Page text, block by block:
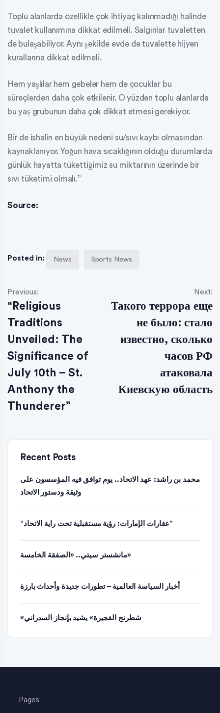
Toplu alanlarda özellikle çok ihtiyaç kalınmadığı halinde
tuvalet kullanımına dikkat edilmeli. Salgınlar tuvaletten
de bulaşabiliyor. Aynı şekilde evde de tuvalette hijyen
kurallarına dikkat edilmeli.
Hem yaşlılar hem gebeler hem de çocuklar bu
süreçlerden daha çok etkilenir. O yüzden toplu alanlarda
bu yaş grubunun daha çok dikkat etmesi gerekiyor.
Bir de ishalin en büyük nedeni su/sıvı kaybı olmasından
kaynaklanıyor. Yoğun hava sıcaklığının olduğu durumlarda
günlük hayatta tükettiğimiz su miktarının üzerinde bir
sıvı tüketimi olmalı.”
Source:
Posted in: News Sports News
Previous:
“Religious
Traditions
Unveiled: The
Significance of
July 10th – St.
Anthony the
Thunderer”
Next:
Такого террора еще
не было: стало
известно, сколько
часов РФ
атаковала
Киевскую область
Recent Posts
محمد بن راشد: عهد الاتحاد.. يوم توافق فيه المؤسسون على
وثيقة ودستور الاتحاد
“عقارات الإمارات: رؤية مستقبلية تحت راية الاتحاد”
مانشستر سيتي.. «الصفقة الخامسة»
أخبار السياسة العالمية – تطورات جديدة وأحداث بارزة
«شطرنج الفجيرة» يشيد بإنجاز السدراني
Pages